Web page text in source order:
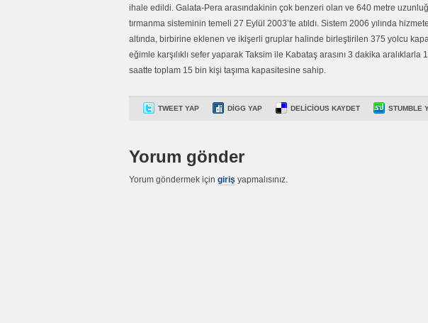
ihale edildi. Galata-Pera arasındakinin çok benzeri olan ve 640 metre
tırmanma sisteminin temeli 27 Eylül 2003’te atıldı. Sistem 2006 yılında
altında, birbirine eklenen ve ikişerli gruplar halinde birleştirilen 375 yolcu
eğimle karşılıklı sefer yaparak Taksim ile Kabataş arasını 3 dakika
saatte toplam 15 bin kişi taşıma kapasitesine sahip.
TWEET YAP DIGG YAP DELICIOUS KAYDET STUMBLE
Yorum gönder
Yorum göndermek için giriş yapmalısınız.